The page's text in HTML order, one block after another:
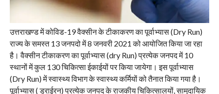
उत्तराखण्ड में कोविड-19 वैक्सीन के टीकाकरण का पूर्वाभ्यास (Dry Run)
राज्य के समस्त 13 जनपदो में 8 जनवरी 2021 को आयोजित किया जा रहा
है। वैक्सीन टीकाकरण का पूर्वाभ्यास (dry Run) प्रत्येक जनपद में 10
स्थानों में कुल 130 चिकित्सा ईकाईयों पर किया जायेगा। इस पूर्वाभ्यास
(Dry Run) में स्वास्थ्य विभाग के स्वास्थ्य कर्मियों को तैनात किया गया है।
पूर्वाभ्यास ( ड्राईरन) प्रत्येक जनपद के राजकीय चिकित्सालयों, सामुदायिक